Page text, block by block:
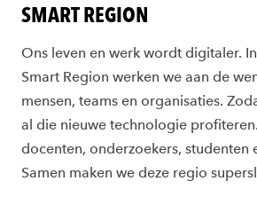
SMART REGION
Ons leven en werk wordt digitaler.
Smart Region werken we aan de
mensen, teams en organisaties.
al die nieuwe technologie
docenten, onderzoekers, studenten
Samen maken we deze regio